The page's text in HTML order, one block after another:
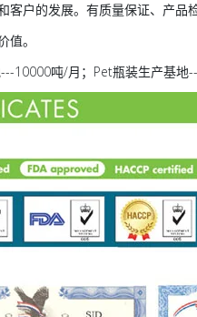
客户的发展。有质量保证、产品
值。
10000吨/月；Pet瓶装生产基